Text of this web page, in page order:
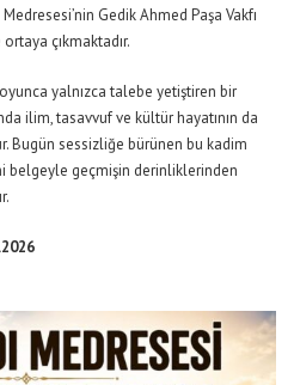
Gedik Ahmed Paşa Vakfı
çıkmaktadır.
yalnızca talebe yetiştiren bir
ilim, tasavvuf ve kültür hayatının da
Bugün sessizliğe bürünen bu kadim
belgeyle geçmişin derinliklerinden